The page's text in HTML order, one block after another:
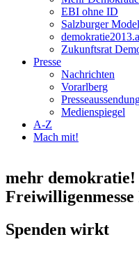
EBI ohne ID
Salzburger
Zukunftsrat
Presse
Nachrichten
Vorarlberg
Medienspiegel
A-Z
Mach mit!
mehr demokratie!
Spenden wirkt